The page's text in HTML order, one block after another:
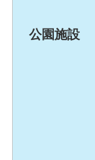
公園施設